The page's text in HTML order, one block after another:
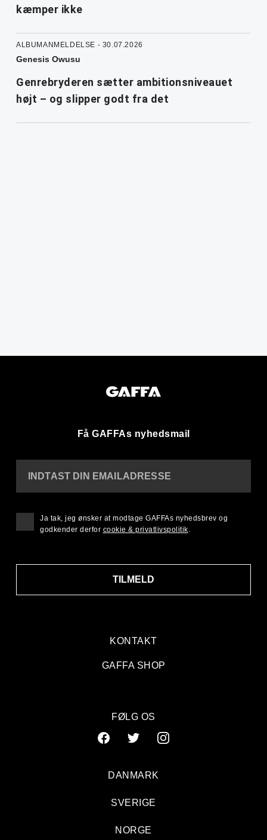
kæmper ikke
ALBUMANMELDELSE - 30.07.2026
Genesis Owusu
Genrebryderen sætter ambitionsniveauet
højt – og slipper godt fra det
Få GAFFAs nyhedsmail
KONTAKT
GAFFA SHOP
INDTAST DIN EMAILADRESSE
TILMELD
Ja tak, jeg ønsker at modtage GAFFAs nyhedsbrev og
godkender derfor cookie & privatlivspolitik.
FØLG OS
DANMARK
SVERIGE
NORGE